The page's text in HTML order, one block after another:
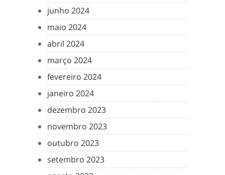
junho 2024
maio 2024
abril 2024
março 2024
fevereiro 2024
janeiro 2024
dezembro 2023
novembro 2023
outubro 2023
setembro 2023